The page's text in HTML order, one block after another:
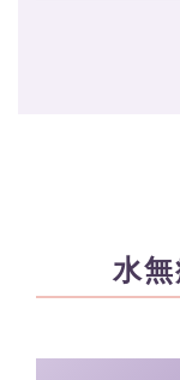
水